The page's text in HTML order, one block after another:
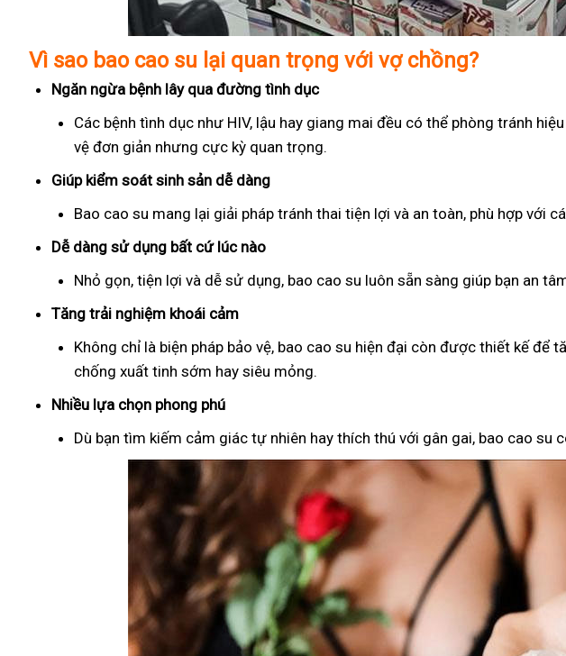
Vì sao bao cao su lại quan trọng với vợ chồng?
Ngăn ngừa bệnh lây qua đường tình dục
Các bệnh tình dục như HIV, lậu hay giang mai đều có thể phòng tránh
vệ đơn giản nhưng cực kỳ quan trọng.
Giúp kiểm soát sinh sản dễ dàng
Bao cao su mang lại giải pháp tránh thai tiện lợi và an toàn, phù hợp với
Dễ dàng sử dụng bất cứ lúc nào
Nhỏ gọn, tiện lợi và dễ sử dụng, bao cao su luôn sẵn sàng giúp bạn an
Tăng trải nghiệm khoái cảm
Không chỉ là biện pháp bảo vệ, bao cao su hiện đại còn được thiết kế
chống xuất tinh sớm hay siêu mỏng.
Nhiều lựa chọn phong phú
Dù bạn tìm kiếm cảm giác tự nhiên hay thích thú với gân gai, bao cao su